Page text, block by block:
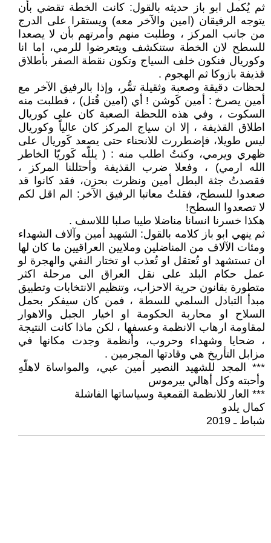
ثم يُكمل ابو باز حديثه بالقول: كانت الخطة تقضي بأن
يتوجه الرفيقان (امين والآخر معه) ويستقرا على الدرج
من جانب المركز ، وطلبت منهم وأمرتهم بأن لا يصعدا
للسطح لان الخطة ستنكشف ويتعرضوا للرمي، اما انا
وكوريال فنكون خلف السياج وتكون نقطة الصفر بأطلاق
قذيفة بازوكا ثم الهجوم .
لحظات دقيقة وصعبة وثقيلة تمُّر، وإذا بالرفيق الآخر مع
أمين يصرخ : أمين كَوشن ! أي (امين قُتل) ، فطلبت منه
السكوت ، وفي هذه اللحظة الصعبة كان على كوريال
اطلاق القذيفة ، إلا ان سياج المركز كان عالياً وكوريال
ليس طويلا، فإضطررت للانحناء حتى يصعد كَوريال على
ظهري ويرمي، وكنتُ اطلب منه : ( يللّه كَوريّا الخاطر
الله ارمي) ، وفعلا ضرب القذيفة وأحتللنا المركز ،
فقصدتُ جثة البطل أمين ونظرت بحزن، فقد كانوا قد
صعدوا للسطح، فقلتُ معاتبا الرفيق الآخر: الم اقل لكم
لا تصعدوا السطح!
هكذا خسرنا انسانا مناضلا طيبا صلبا لللاسف .
ثم ينهي ابو باز كلامه بالقول: الشهيد أمين وآلاف الشهداء
ومئات الآلاف من المناضلين وملايين العراقيين ما كان لها
ان تستشهد او تُعتقل او تُعذب او تختار النفي والهجرة لو
عمل حكام البلد على نقل العراق الى مرحلة اكثر
متطورة بقانون حرية الاحزاب، وتنظيم الانتخابات وتطبيق
مبدأ التبادل السلمي للسطة ، فمن كان سيفكر بحمل
السلاح او محاربة الحكومة او اخيار الجبل والاهوار
لمقاومة ارهاب الانظمة وعسفها ، لكن ماذا كانت النتيجة
، ضحايا وشهداء وحروب، وأنظمة وجدت مكانها في
مزابل التأريخ هي وقادتها المجرمين .
*** المجد للشهيد النصير أمين عبي، والمواساة لاهلّهِ
وأحبته وكل أهالي بيرموس
*** العار للانظمة القمعية وسياساتها الفاشلة
كمال يلدو
شباط ـ 2019